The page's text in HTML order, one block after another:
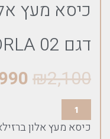
כיסא מעץ
דגם ORLA 02 מתצוגה
₪2,100
כיסא מעץ אלון